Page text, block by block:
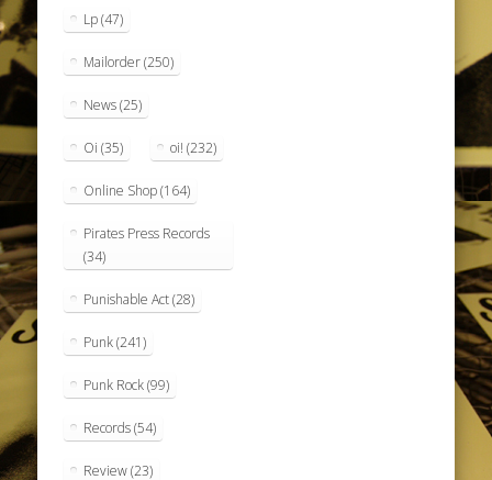
Lp(47)
Mailorder(250)
News(25)
Oi (35) oi! (232)
Online Shop(164)
Pirates Press Records
(34)
Punishable Act(28)
Punk(241)
Punk Rock(99)
Records(54)
Review(23)